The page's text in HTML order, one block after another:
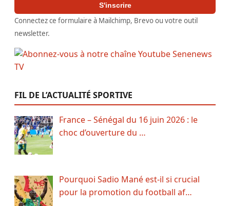
S'inscrire
Connectez ce formulaire à Mailchimp, Brevo ou votre outil
newsletter.
FIL DE L’ACTUALITÉ SPORTIVE
France – Sénégal du 16 juin 2026 : le
choc d’ouverture du …
Pourquoi Sadio Mané est-il si crucial
pour la promotion du football af…